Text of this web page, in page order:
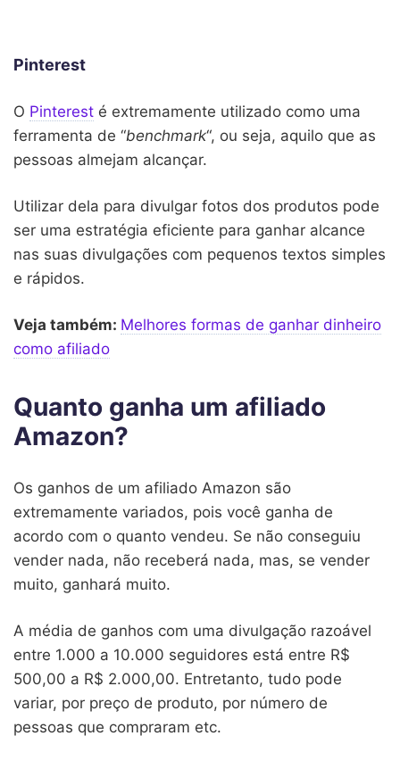
Pinterest
O Pinterest é extremamente utilizado como uma
ferramenta de “benchmark“, ou seja, aquilo que as
pessoas almejam alcançar.
Utilizar dela para divulgar fotos dos produtos pode
ser uma estratégia eficiente para ganhar alcance
nas suas divulgações com pequenos textos simples
e rápidos.
Veja também: Melhores formas de ganhar dinheiro
como afiliado
Quanto ganha um afiliado
Amazon?
Os ganhos de um afiliado Amazon são
extremamente variados, pois você ganha de
acordo com o quanto vendeu. Se não conseguiu
vender nada, não receberá nada, mas, se vender
muito, ganhará muito.
A média de ganhos com uma divulgação razoável
entre 1.000 a 10.000 seguidores está entre R$
500,00 a R$ 2.000,00. Entretanto, tudo pode
variar, por preço de produto, por número de
pessoas que compraram etc.